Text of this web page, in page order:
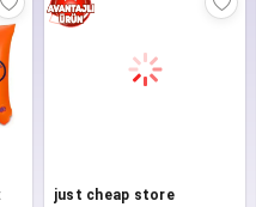
just cheap store